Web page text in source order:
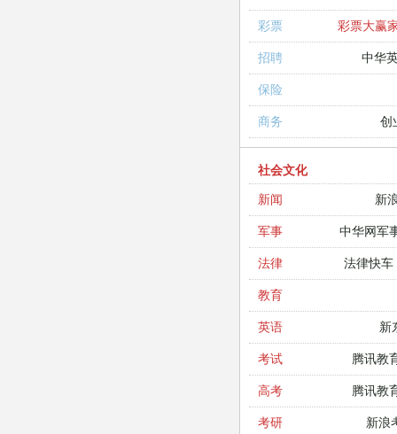
彩票 彩票大赢
招聘 中华
保险
商务 创
社会文化
新闻
新
军事 中华网军
法律 法律快车
教育
英语 新
考试 腾讯教
高考 腾讯教
考研 新浪